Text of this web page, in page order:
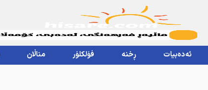
ئەدەبیات ڕخنە فۆلکلۆر مناڵان